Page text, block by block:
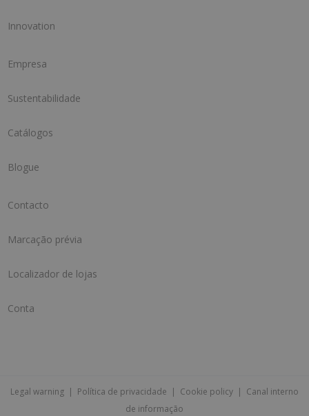
Innovation
Empresa
Sustentabilidade
Catálogos
Blogue
Contacto
Marcação prévia
Localizador de lojas
Conta
Legal warning | Política de privacidade | Cookie policy | Canal interno
de informação